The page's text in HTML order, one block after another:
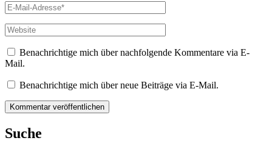
E-
Mail-
Adresse*
Website
Benachrichtige mich über nachfolgende Kommentare via E-
Mail.
Benachrichtige mich über neue Beiträge via E-Mail.
Suche